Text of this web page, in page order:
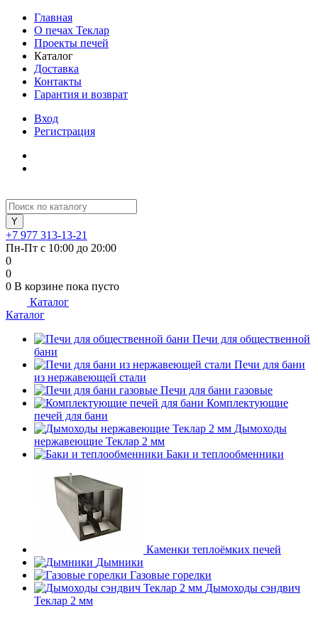
Главная
О печах Теклар
Проекты печей
Каталог
Доставка
Контакты
Гарантия и возврат
Вход
Регистрация
+7 977 313-13-21
Пн-Пт с 10:00 до 20:00
0
0
0 В корзине пока пусто
Каталог
Каталог
Печи для общественной
бани
Печи для бани
из нержавеющей стали
Печи для бани газовые
Комплектующие
печей для бани
Дымоходы
нержавеющие Теклар 2 мм
Баки и теплообменники
Каменки теплоёмких печей
Дымники
Газовые горелки
Дымоходы сэндвич
Теклар 2 мм